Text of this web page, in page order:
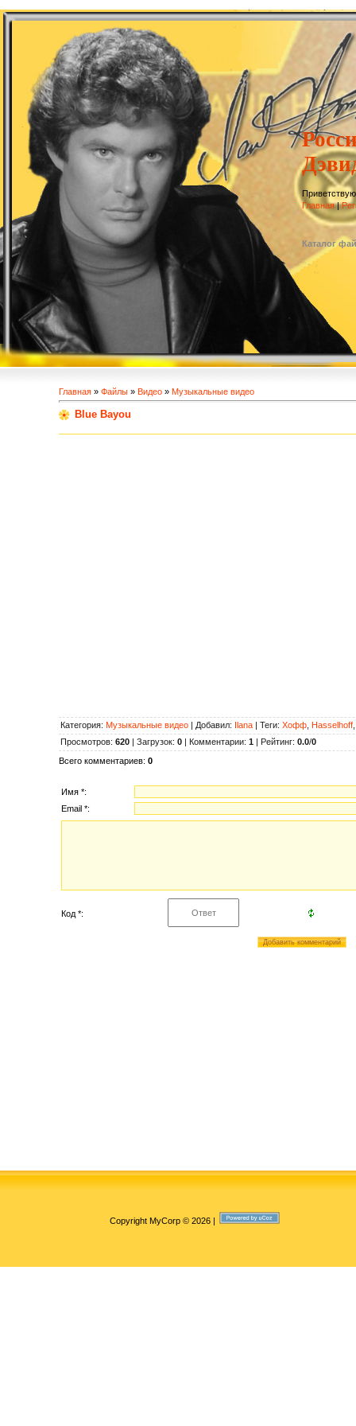
Главная|
Каталог
Главная » Файлы » Видео » Музыкальные видео
Blue Bayou
Категория: Музыкальные видео | Добавил: Ilana | Теги: Хофф Hasselhoff
Просмотров: 620 | Загрузок: 0 | Комментарии: 1 | Рейтинг: 0.0/0
Всего комментариев: 0
Имя *:
Email *:
Код *:
Copyright MyCorp © 2026|